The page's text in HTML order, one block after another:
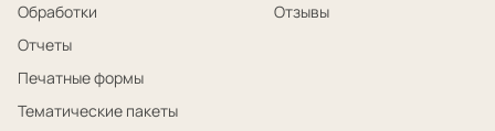
Обработки
Отчеты
Печатные формы
Тематические пакеты
Отзывы